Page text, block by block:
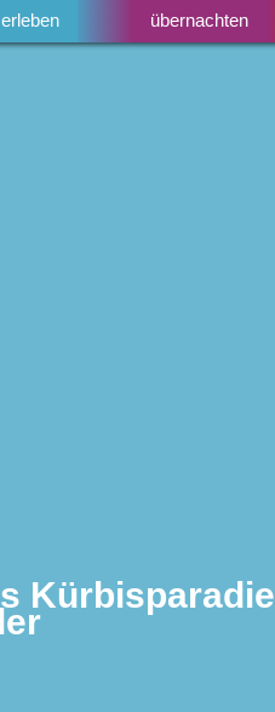
erleben übernachten